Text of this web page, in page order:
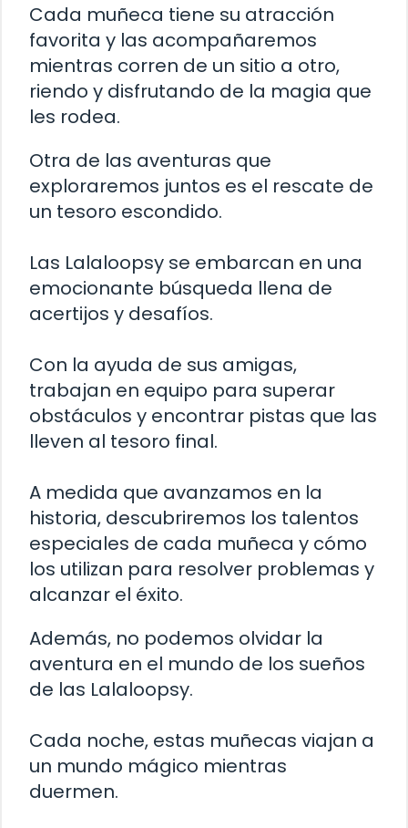
Cada muñeca tiene su atracción
favorita y las acompañaremos
mientras corren de un sitio a otro,
riendo y disfrutando de la magia que
les rodea.
Otra de las aventuras que
exploraremos juntos es el rescate de
un tesoro escondido.
Las Lalaloopsy se embarcan en una
emocionante búsqueda llena de
acertijos y desafíos.
Con la ayuda de sus amigas,
trabajan en equipo para superar
obstáculos y encontrar pistas que las
lleven al tesoro final.
A medida que avanzamos en la
historia, descubriremos los talentos
especiales de cada muñeca y cómo
los utilizan para resolver problemas y
alcanzar el éxito.
Además, no podemos olvidar la
aventura en el mundo de los sueños
de las Lalaloopsy.
Cada noche, estas muñecas viajan a
un mundo mágico mientras
duermen.